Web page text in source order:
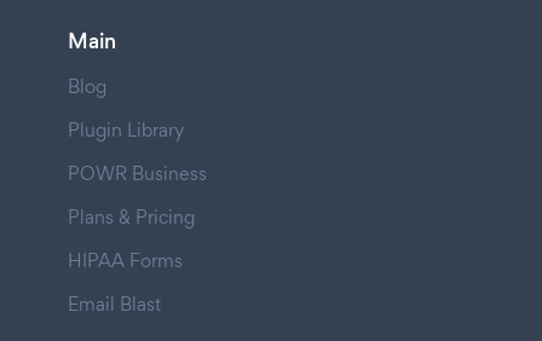
Main
Blog
Plugin Library
POWR Business
Plans & Pricing
HIPAA Forms
Email Blast